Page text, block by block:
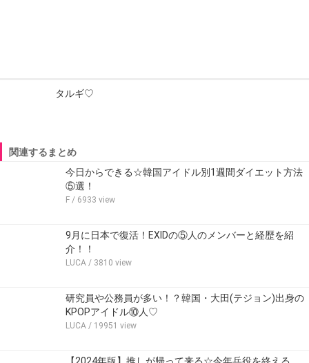
タルギ♡
関連するまとめ
今日からできる☆韓国アイドル別1週間ダイエット方法
⑤選！
F / 6933 view
9月に日本で復活！EXIDの⑤人のメンバーと経歴を紹
介！！
LUCA / 3810 view
研究員や公務員が多い！？韓国・大田(テジョン)出身の
KPOPアイドル⑩人♡
LUCA / 19951 view
【2024年版】推しが帰って来る☆今年兵役を終える